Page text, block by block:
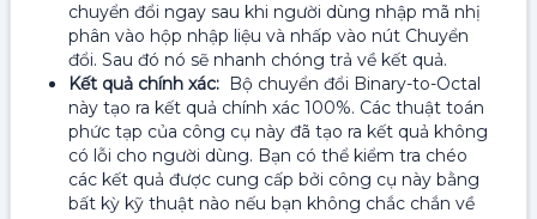
chuyển đổi ngay sau khi người dùng nhập mã nhị
phân vào hộp nhập liệu và nhấp vào nút Chuyển
đổi. Sau đó nó sẽ nhanh chóng trả về kết quả.
Kết quả chính xác: Bộ chuyển đổi Binary-to-Octal
này tạo ra kết quả chính xác 100%. Các thuật toán
phức tạp của công cụ này đã tạo ra kết quả không
có lỗi cho người dùng. Bạn có thể kiểm tra chéo
các kết quả được cung cấp bởi công cụ này bằng
bất kỳ kỹ thuật nào nếu bạn không chắc chắn về